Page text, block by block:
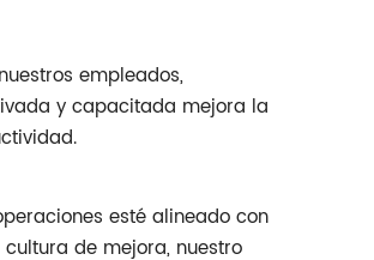
empleados,
y capacitada mejora la
esté alineado con
de mejora, nuestro